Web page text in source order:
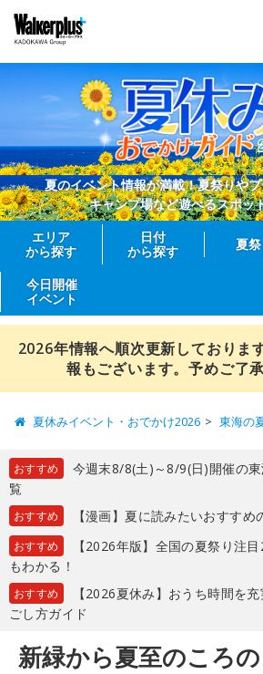
夏のイベント情報が満載！夏祭りや
キャンプ場など遊べるスポッ
エリア
から探す
日付
から探す
夏祭
今日開催
イベント
2026年情報へ順次更新しておりま
報もございます。予めご了承
夏休みイベント・おでかけ2026 東海の
おすすめ
今週末8/8(土)～8/9(日)開催の
覧
おすすめ 【漫画】夏に読みたいおすすめ
おすすめ
【2026年版】全国の夏祭り注
もわかる！
おすすめ
【2026夏休み】おうち時間を
ごし方ガイド
新緑から夏至のころ